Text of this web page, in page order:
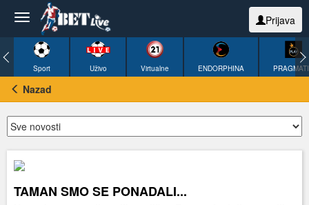
Prijava
Sport Uživo Virtualne ENDORPHINA
Nazad
TAMAN SMO SE PONADALI...